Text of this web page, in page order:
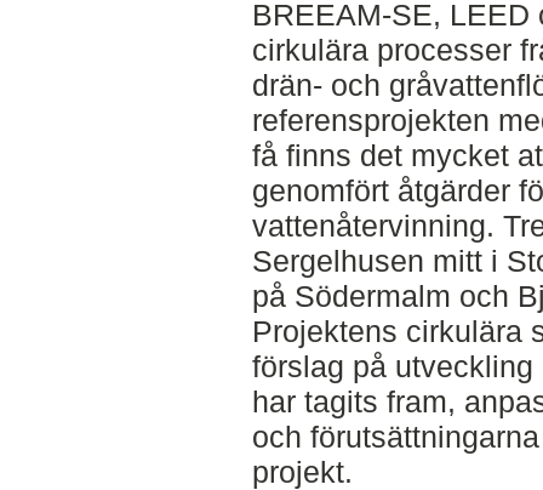
BREEAM-SE,
cirkulära processer
drän- och
referensprojekten
få finns det mycket
genomfört åtgärder
vattenåtervinning.
Sergelhusen mitt i
på Södermalm och
Projektens cirkulära
förslag på
har tagits fram,
och
projekt.